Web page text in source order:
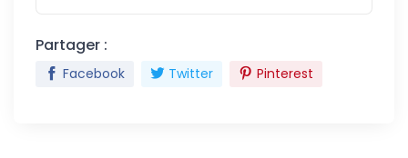
Partager :
Facebook Twitter Pinterest